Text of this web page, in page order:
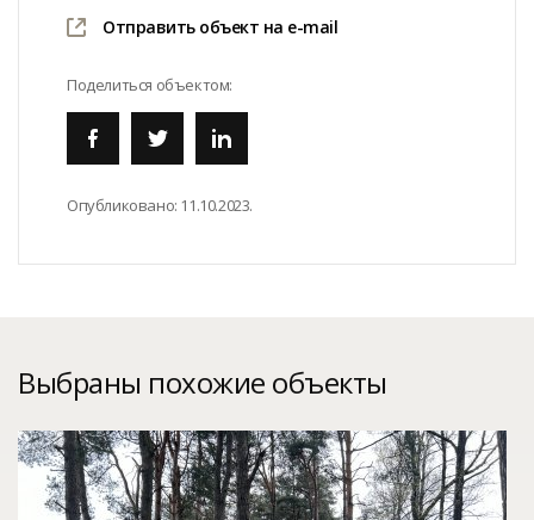
Отправить объект на e-mail
Поделиться объектом:
Опубликовано: 11.10.2023.
Выбраны похожие объекты